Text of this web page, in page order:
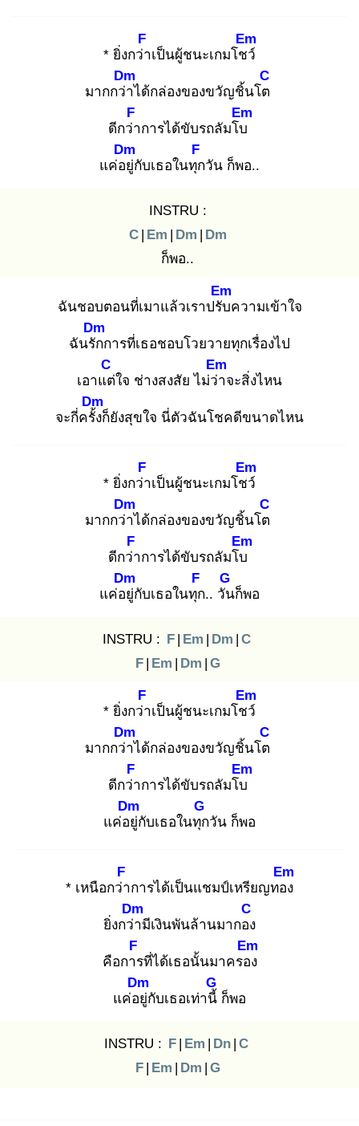
* ยิ่งกว่า
F
เป็นผู้ชนะเกมโชว์
Em
มากกว่า
Dm
ได้กล่องของขวัญชิ้นโต
C
ดีกว่า
F
การได้ขับรถลัมโบ
Em
แค่อยู่
Dm
กับเธอในทุก
F
วัน ก็พอ..
INSTRU :
C | Em | Dm | Dm
ก็พอ..
ฉันชอบตอนที่เมาแล้วเราปรับ
Em
ความเข้าใจ
ฉันรัก
Dm
การที่เธอชอบโวยวายทุกเรื่องไป
เอาแต่
C
ใจ ช่างสงสัย ไม่ว่า
Em
จะสิ่งไหน
จะกี่ครั้ง
Dm
ก็ยังสุขใจ นี่ตัวฉันโชคดีขนาดไหน
* ยิ่งกว่า
F
เป็นผู้ชนะเกมโชว์
Em
มากกว่า
Dm
ได้กล่องของขวัญชิ้นโต
C
ดีกว่า
F
การได้ขับรถลัมโบ
Em
แค่อยู่
Dm
กับเธอในทุก
F
.. วัน
G
ก็พอ
INSTRU : F | Em | Dm | C
F | Em | Dm | G
* ยิ่งกว่า
F
เป็นผู้ชนะเกมโชว์
Em
มากกว่า
Dm
ได้กล่องของขวัญชิ้นโต
C
ดีกว่า
F
การได้ขับรถลัมโบ
Em
แค่อยู่
Dm
กับเธอในทุก
G
วัน ก็พอ
* เหนือกว่า
F
การได้เป็นแชมป์เหรียญทอง
Em
ยิ่งกว่า
Dm
มีเงินพันล้านมากอง
C
คือการ
F
ที่ได้เธอนั้นมาครอง
Em
แค่อยู่
Dm
กับเธอเท่านี้
G
ก็พอ
INSTRU : F | Em | Dn | C
F | Em | Dm | G